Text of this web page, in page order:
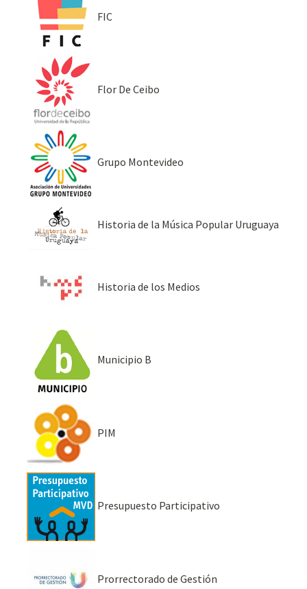
FIC
Flor De Ceibo
Grupo Montevideo
Historia de la Música Popular Uruguaya
Historia de los Medios
Municipio B
PIM
Presupuesto Participativo
Prorrectorado de Gestión